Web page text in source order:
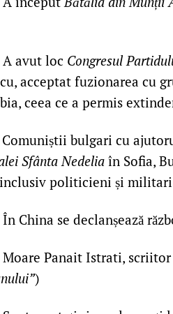
A avut loc Congresul
acceptat fuzionarea cu
ceea ce a permis
Comuniștii bulgari cu
Sfânta Nedelia în Sofia,
politicieni și
În China se declanșează
Moare Panait Istrati,
)